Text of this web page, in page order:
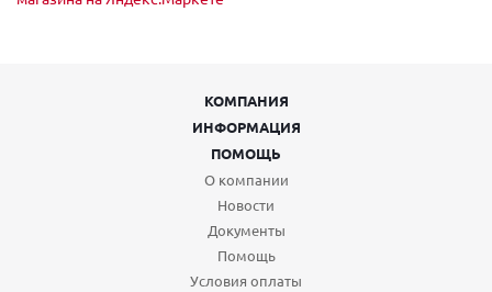
КОМПАНИЯ
ИНФОРМАЦИЯ
ПОМОЩЬ
О компании
Новости
Документы
Помощь
Условия оплаты